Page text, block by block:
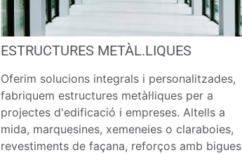
ESTRUCTURES METÀL.LIQUES
Oferim solucions integrals i personalitzades,
fabriquem estructures metàl·liques per a
projectes d'edificació i empreses. Altells a
mida, marquesines, xemeneies o claraboies,
revestiments de façana, reforços amb bigues